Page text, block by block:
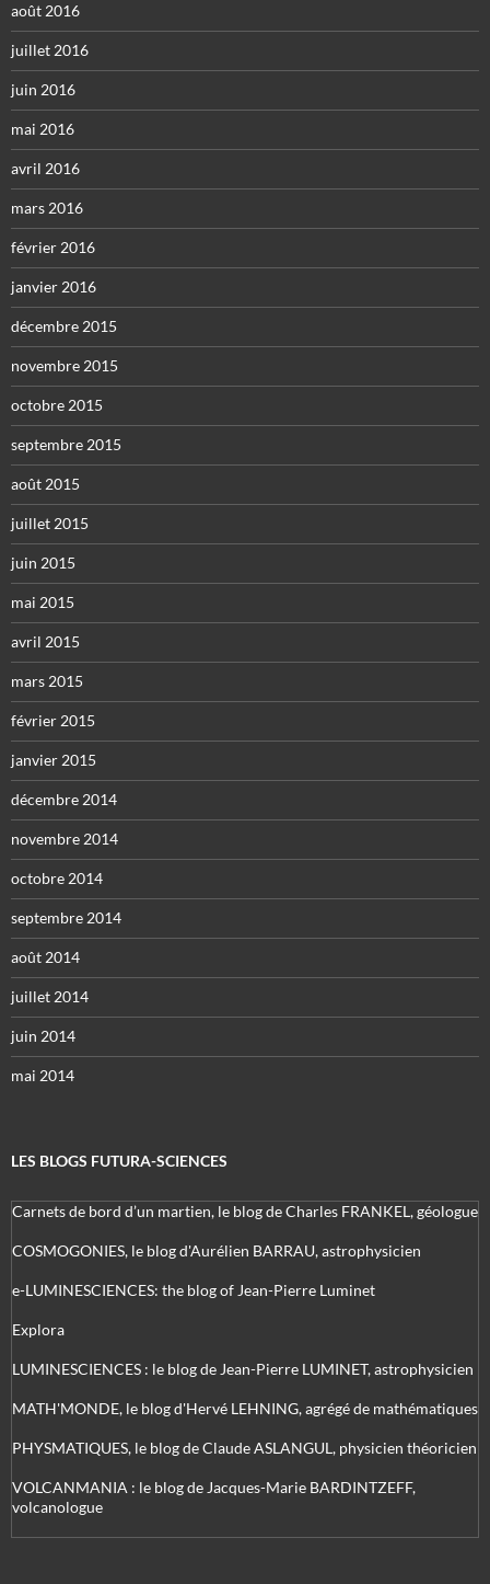
août 2016
juillet 2016
juin 2016
mai 2016
avril 2016
mars 2016
février 2016
janvier 2016
décembre 2015
novembre 2015
octobre 2015
septembre 2015
août 2015
juillet 2015
juin 2015
mai 2015
avril 2015
mars 2015
février 2015
janvier 2015
décembre 2014
novembre 2014
octobre 2014
septembre 2014
août 2014
juillet 2014
juin 2014
mai 2014
LES BLOGS FUTURA-SCIENCES
Carnets de bord d’un martien, le blog de Charles FRANKEL, géologue
COSMOGONIES, le blog d'Aurélien BARRAU, astrophysicien
e-LUMINESCIENCES: the blog of Jean-Pierre Luminet
Explora
LUMINESCIENCES : le blog de Jean-Pierre LUMINET, astrophysicien
MATH'MONDE, le blog d'Hervé LEHNING, agrégé de mathématiques
PHYSMATIQUES, le blog de Claude ASLANGUL, physicien théoricien
VOLCANMANIA : le blog de Jacques-Marie BARDINTZEFF,
volcanologue